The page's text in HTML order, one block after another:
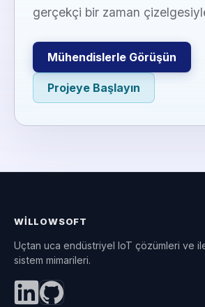
gerçekçi bir zaman
Mühendislerle Görüşün
Projeye Başlayın
WILLOWSOFT
Uçtan uca endüstriyel IoT çözümleri ve
sistem mimarileri.